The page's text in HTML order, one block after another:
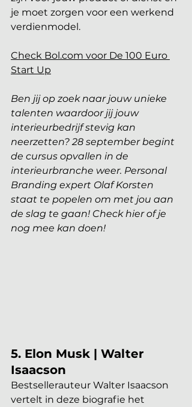
je moet zorgen voor een werkend
verdienmodel.
Check Bol.com voor De 100 Euro
Start Up
Ben jij op zoek naar jouw unieke
talenten waardoor jij jouw
interieurbedrijf stevig kan
neerzetten? 28 september begint
de cursus opvallen in de
interieurbranche weer. Personal
Branding expert Olaf Korsten
staat te popelen om met jou aan
de slag te gaan! Check hier of je
nog mee kan doen!
5. Elon Musk | Walter
Isaacson
Bestsellerauteur Walter Isaacson
vertelt in deze biografie het